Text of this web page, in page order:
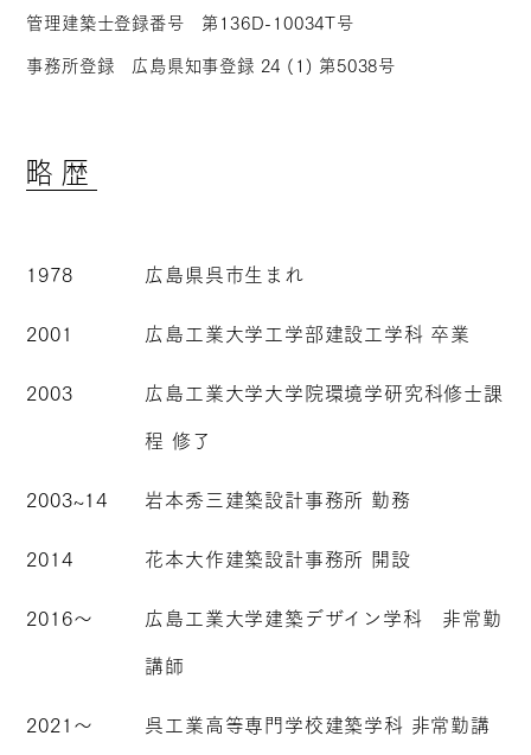
管理建築士登録番号 第136D-10034T号
事務所登録 広島県知事登録 24 (1) 第5038号
略歴
1978
広島県呉市生まれ
2001
広島工業大学工学部建設工学科 卒業
2003
広島工業大学大学院環境学研究科修士課
程 修了
2003~14
岩本秀三建築設計事務所 勤務
2014
花本大作建築設計事務所 開設
2016～
広島工業大学建築デザイン学科 非常勤
講師
2021～
呉工業高等専門学校建築学科 非常勤講